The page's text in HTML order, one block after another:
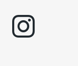
instagram